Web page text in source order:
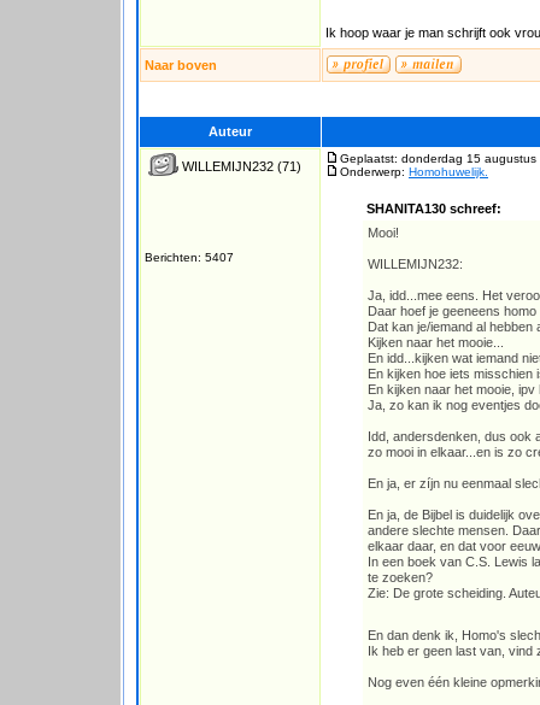
Ik hoop waar je man schrijft ook
Naar boven
Auteur
WILLEMIJN232 (71)
Berichten: 5407
Geplaatst: donderdag 15
Onderwerp: Homohuwelijk.
SHANITA130 schreef:
Mooi!
WILLEMIJN232:
Ja, idd...mee eens. Het
Daar hoef je geeneens
Dat kan je/iemand al hebben
Kijken naar het mooie...
En idd...kijken wat iemand
En kijken hoe iets misschien
En kijken naar het mooie,
Ja, zo kan ik nog eventjes
Idd, andersdenken, dus ook
zo mooi in elkaar...en is zo
En ja, er zíjn nu eenmaal
En ja, de Bijbel is duidelijk
andere slechte mensen.
elkaar daar, en dat voor
In een boek van C.S. Lewis
te zoeken?
Zie: De grote scheiding.
En dan denk ik, Homo's
Ik heb er geen last van, vind
Nog even één kleine